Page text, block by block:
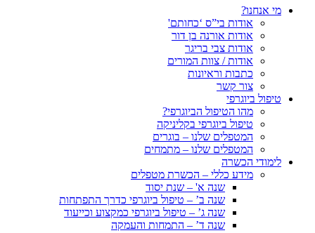
מי אנחנו?
אודות בי”ס ‘כחותם'
אודות אורנה בן דור
אודות צבי בריגר
אודות / צוות המורים
כתבות וראיונות
צור קשר
טיפול ביוגרפי
מהו הטיפול הביוגרפי?
טיפול ביוגרפי בקליניקה
המטפלים שלנו – בוגרים
המטפלים שלנו – מתמחים
לימודי הכשרה
מידע כללי – הכשרת מטפלים
שנה א' – שנת יסוד
שנה ב’ – טיפול ביוגרפי כדרך התפתחות
שנה ג’ – טיפול ביוגרפי כמקצוע וכייעוד
שנה ד’ – התמחות והעמקה